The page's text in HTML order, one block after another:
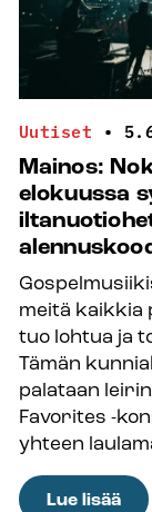
Uutiset •
Mainos:
elokuussa
meitä kaikkia
tuo lohtua ja
Tämän
palataan
Favorites -
yhteen
Lue lisää: